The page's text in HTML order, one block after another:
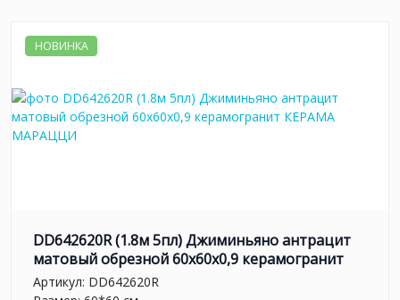
НОВИНКА
DD642620R (1.8м 5пл) Джиминьяно антрацит
матовый обрезной 60х60x0,9 керамогранит
Артикул: DD642620R